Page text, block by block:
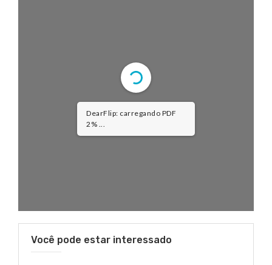
DearFlip: carregando PDF
2% ...
Você pode estar interessado